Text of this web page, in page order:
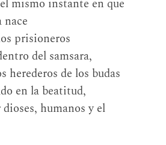
mismo instante en que
prisioneros
del samsara,
herederos de los budas
en la beatitud,
humanos y el